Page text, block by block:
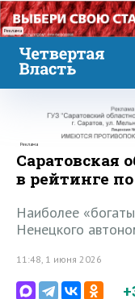
Реклама
Реклама
Саратовская
в рейтинге
Наиболее
Ненецкого
11:48, 1 июня 2026